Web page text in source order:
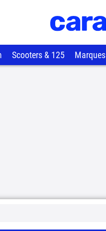
Scooters & 125 Marques